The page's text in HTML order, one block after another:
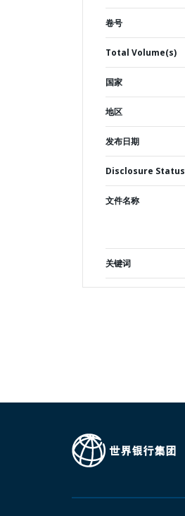
卷号
Total Volume(s)
国家
地区
发布日期
Disclosure Status
文件名称
关键词